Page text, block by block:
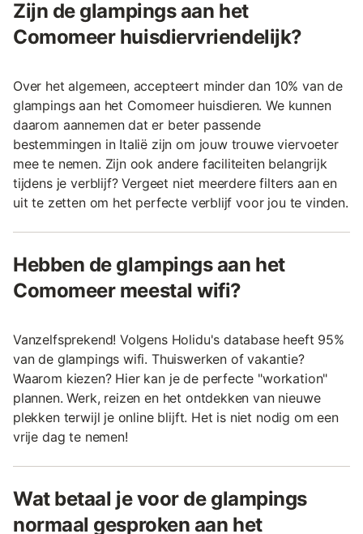
Zijn de glampings aan het
Comomeer huisdiervriendelijk?
Over het algemeen, accepteert minder dan 10% van de
glampings aan het Comomeer huisdieren. We kunnen
daarom aannemen dat er beter passende
bestemmingen in Italië zijn om jouw trouwe viervoeter
mee te nemen. Zijn ook andere faciliteiten belangrijk
tijdens je verblijf? Vergeet niet meerdere filters aan en
uit te zetten om het perfecte verblijf voor jou te vinden.
Hebben de glampings aan het
Comomeer meestal wifi?
Vanzelfsprekend! Volgens Holidu's database heeft 95%
van de glampings wifi. Thuiswerken of vakantie?
Waarom kiezen? Hier kan je de perfecte "workation"
plannen. Werk, reizen en het ontdekken van nieuwe
plekken terwijl je online blijft. Het is niet nodig om een
vrije dag te nemen!
Wat betaal je voor de glampings
normaal gesproken aan het